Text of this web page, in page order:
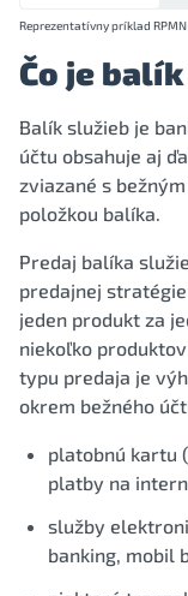
Reprezentatívny príklad RPMN
Čo je
Balík služieb je
účtu obsahuje aj
zviazané s
položkou balíka.
Predaj balíka
predajnej
jeden produkt za
niekoľko
typu predaja je
okrem bežného
platobnú kartu
platby na
služby
banking, mobil